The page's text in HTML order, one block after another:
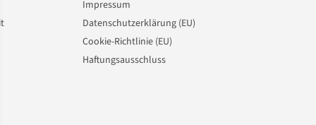
Impressum
Datenschutzerklärung (EU)
Cookie-Richtlinie (EU)
Haftungsausschluss